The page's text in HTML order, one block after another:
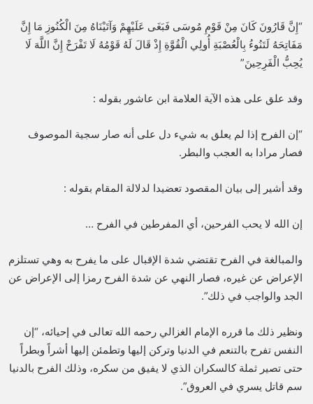
“إِنَّ قَارُونَ كَانَ مِنْ قَوْمِ مُوسَى فَبَغَى عَلَيْهِمْ وَآتَيْنَاهُ مِنَ الْكُنُوزِ مَا إِنَّ
مَفَاتِحَهُ لَتَنُوءُ بِالْعُصْبَةِ أُولِي الْقُوَّةِ إِذْ قَالَ لَهُ قَوْمُهُ لَا تَفْرَحْ إِنَّ اللَّهَ لَا
يُحِبُّ الْفَرِحِينَ”
وقد علق على هذه الآية العلامة ابن عاشور بقوله :
“إن الفرح إذا لم يعلق به شيء دل على أنه صار سجية الموصوف
فصار مرادا به العجب والبطر.
وقد أشير إلى بيان المقصود تعضيدا لدلالة المقام بقوله :
إن الله لا يحب الفرحين، أي المفرطين في الفرح …
والمبالغة في الفرح تقتضي شدة الإقبال على ما يفرح به وهي تستلزم
الإعراض عن غيره، فصار النهي عن شدة الفرح رمزا إلى الإعراض عن
الجد والواجب في ذلك”.
ونظير ذلك ما قرره الإمام الغزالي رحمه الله تعالى في إحيائه، “إن
النفس تفرح بالتنعم في الدنيا وتركن إليها وتطمئن إليها أشراً وبطراً
حتى تصير ثملة كالسكران الذي لا يفيق من سكره، وذلك الفرح بالدنيا
سم قاتل يسري في العروق”.